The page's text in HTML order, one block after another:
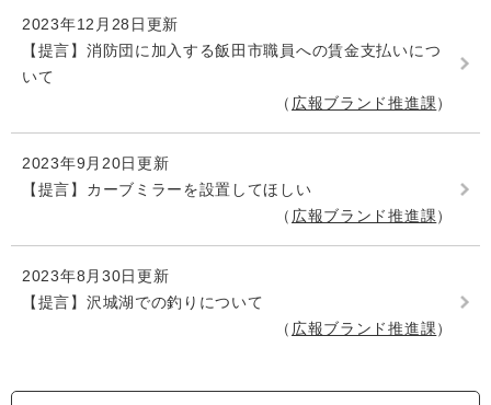
2023年12月28日更新
【提言】消防団に加入する飯田市職員への賃金支払いにつ
いて
広報ブランド推進課
2023年9月20日更新
【提言】カーブミラーを設置してほしい
広報ブランド推進課
2023年8月30日更新
【提言】沢城湖での釣りについて
広報ブランド推進課